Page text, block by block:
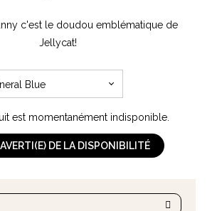
c'est le doudou emblématique de
Jellycat!
Blue
est momentanément indisponible.
AVERTI(E) DE LA DISPONIBILITÉ